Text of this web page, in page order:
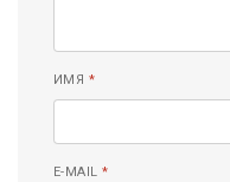
ИМЯ *
E-MAIL*